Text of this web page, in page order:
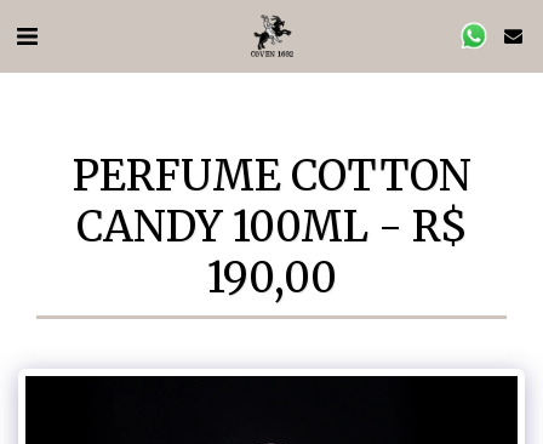
PERFUME COTTON
CANDY 100ML - R$
190,00